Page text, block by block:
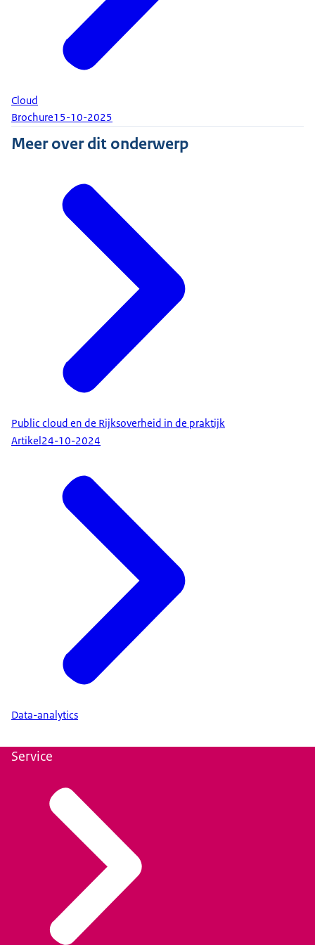
Cloud
Brochure15-10-2025
Meer over dit onderwerp
Public cloud en de Rijksoverheid in de praktijk
Artikel24-10-2024
Data-analytics
Service